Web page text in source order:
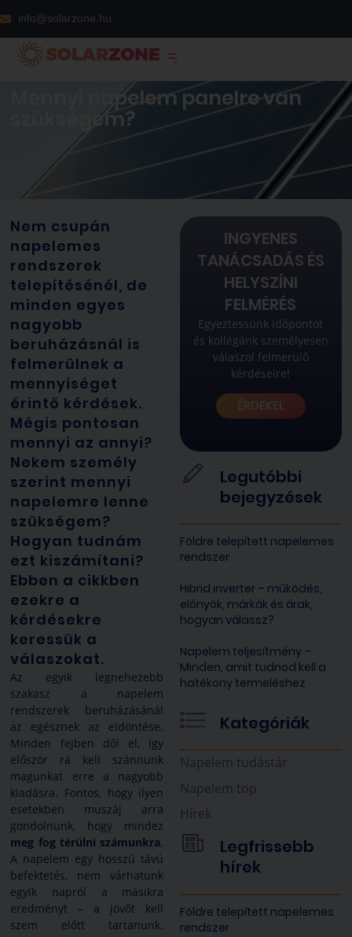
info@solarzone.hu
Mennyi napelem panelre van
szükségem?
Nem csupán
napelemes
rendszerek
telepítésénél, de
minden egyes
nagyobb
beruházásnál is
felmerülnek a
mennyiséget
érintő kérdések.
Mégis pontosan
mennyi az annyi?
Nekem személy
szerint mennyi
napelemre lenne
szükségem?
Hogyan tudnám
ezt kiszámítani?
Ebben a cikkben
ezekre a
kérdésekre
keressük a
válaszokat.
Az egyik legnehezebb
szakasz a napelem
rendszerek beruházásánál
az egésznek az eldöntése.
Minden fejben dől el, így
először rá kell szánnunk
magunkat erre a nagyobb
kiadásra. Fontos, hogy ilyen
esetekben muszáj arra
gondolnunk, hogy mindez
meg fog térülni számunkra.
A napelem egy hosszú távú
befektetés, nem várhatunk
egyik napról a másikra
eredményt – a jövőt kell
szem előtt tartanunk.
INGYENES
TANÁCSADÁS ÉS
HELYSZÍNI
FELMÉRÉS
Egyeztessünk időpontot
és kollégánk személyesen
válaszol felmerülő
kérdéseire!
ÉRDEKEL
Legutóbbi
bejegyzések
Földre telepített napelemes
rendszer
Hibrid inverter – működés,
előnyök, márkák és árak,
hogyan válassz?
Napelem teljesítmény –
Minden, amit tudnod kell a
hatékony termeléshez
Kategóriák
Napelem tudástár
Napelem top
Hírek
Legfrissebb
hírek
Földre telepített napelemes
rendszer